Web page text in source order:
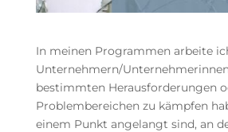
In meinen Programmen arbeite
Unternehmern/
bestimmten Herausforderungen
Problembereichen zu kämpfen
einem Punkt angelangt sind, an